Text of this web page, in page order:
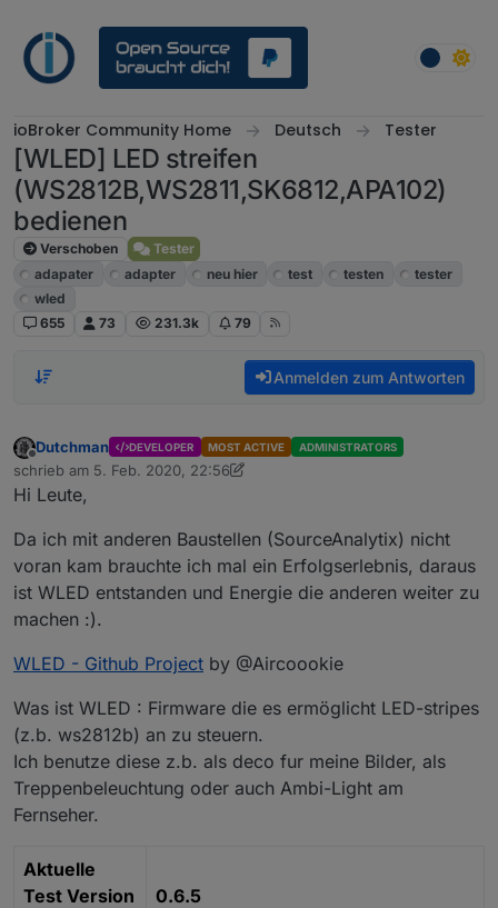
ioBroker Community Home Deutsch Tester
[WLED] LED streifen
(WS2812B,WS2811,SK6812,APA102)
bedienen
Verschoben
Tester
adapater
adapter neu hier test testen
tester
wled
655
73 231.3k 79
Anmelden zum Antworten
Offline
Dutchman DEVELOPER MOST ACTIVE ADMINISTRATORS
schrieb am 5. Feb. 2020, 22:56
zuletzt editiert von Dutchman6. Mai 2022, 15:04
Hi Leute,
Da ich mit anderen Baustellen (SourceAnalytix) nicht
voran kam brauchte ich mal ein Erfolgserlebnis, daraus
ist WLED entstanden und Energie die anderen weiter zu
machen :).
WLED - Github Project by @Aircoookie
Was ist WLED : Firmware die es ermöglicht LED-stripes
(z.b. ws2812b) an zu steuern.
Ich benutze diese z.b. als deco fur meine Bilder, als
Treppenbeleuchtung oder auch Ambi-Light am
Fernseher.
Aktuelle
Test Version
0.6.5